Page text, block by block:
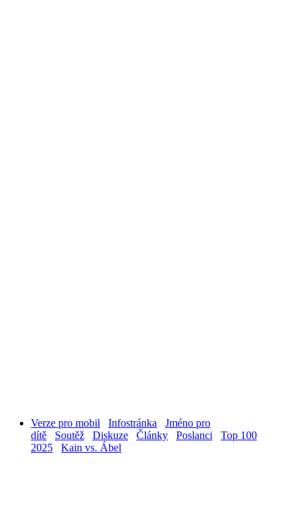
Verze pro mobil Infostránka
Jméno pro
dítě
Soutěž Diskuze Články Poslanci
Top 100
2025
Kain vs. Ábel